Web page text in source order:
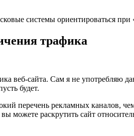
системы ориентироваться при
трафика
веб-сайта. Сам я не употребляю
будет.
перечень рекламных каналов,
можете раскрутить сайт